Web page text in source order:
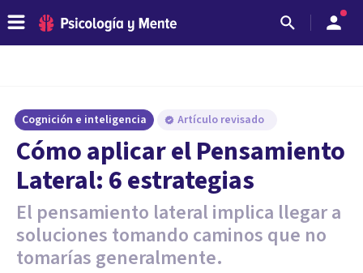
Cognición e inteligencia Artículo revisado
Cómo aplicar el Pensamiento
Lateral: 6 estrategias
El pensamiento lateral implica llegar a
soluciones tomando caminos que no
tomarías generalmente.